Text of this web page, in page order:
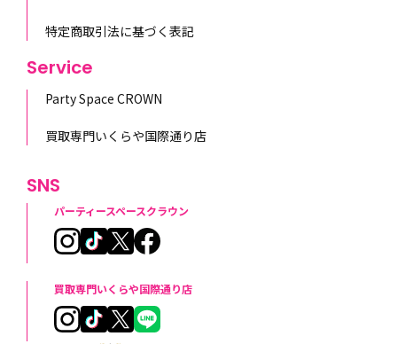
特定商取引法に基づく表記
Service
Party Space CROWN
買取専門いくらや国際通り店
SNS
パーティースペースクラウン
買取専門いくらや国際通り店